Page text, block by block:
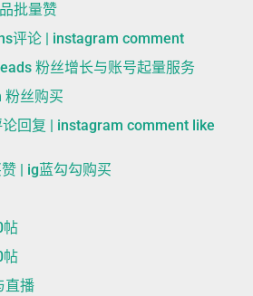
批量赞
评论 | instagram comment
粉丝增长与账号起量服务
粉丝购买
论回复 | instagram comment like
| ig蓝勾勾购买
帖
帖
直播